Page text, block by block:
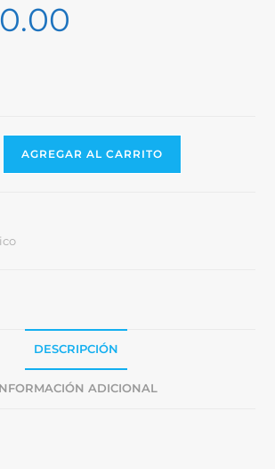
AGREGAR AL CARRITO
DESCRIPCIÓN
ADICIONAL